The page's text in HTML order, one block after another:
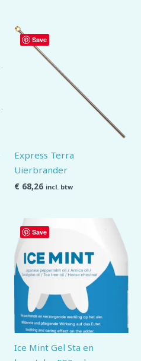
Save
Express Terra
Uierbrander
€ 68,26 incl. btw
Save
Ice Mint Gel Sta en